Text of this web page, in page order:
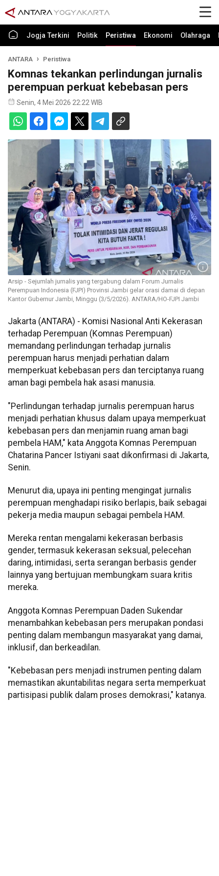
Jogja Terkini Politik Peristiwa Ekonomi Olahraga
ANTARA Peristiwa
Komnas tekankan perlindungan jurnalis
perempuan perkuat kebebasan pers
Senin, 4 Mei 2026 22:22 WIB
Arsip - Sejumlah jurnalis yang tergabung dalam Forum Jurnalis
Perempuan Indonesia (FJPI) Provinsi Jambi gelar orasi damai di depan
Kantor Gubernur Jambi, Minggu (3/5/2026). ANTARA/HO-FJPI Jambi
Jakarta (ANTARA) - Komisi Nasional Anti Kekerasan
terhadap Perempuan (Komnas Perempuan)
memandang perlindungan terhadap jurnalis
perempuan harus menjadi perhatian dalam
memperkuat kebebasan pers dan terciptanya ruang
aman bagi pembela hak asasi manusia.
"Perlindungan terhadap jurnalis perempuan harus
menjadi perhatian khusus dalam upaya memperkuat
kebebasan pers dan menjamin ruang aman bagi
pembela HAM," kata Anggota Komnas Perempuan
Chatarina Pancer Istiyani saat dikonfirmasi di Jakarta,
Senin.
Menurut dia, upaya ini penting mengingat jurnalis
perempuan menghadapi risiko berlapis, baik sebagai
pekerja media maupun sebagai pembela HAM.
Mereka rentan mengalami kekerasan berbasis
gender, termasuk kekerasan seksual, pelecehan
daring, intimidasi, serta serangan berbasis gender
lainnya yang bertujuan membungkam suara kritis
mereka.
Anggota Komnas Perempuan Daden Sukendar
menambahkan kebebasan pers merupakan pondasi
penting dalam membangun masyarakat yang damai,
inklusif, dan berkeadilan.
"Kebebasan pers menjadi instrumen penting dalam
memastikan akuntabilitas negara serta memperkuat
partisipasi publik dalam proses demokrasi," katanya.